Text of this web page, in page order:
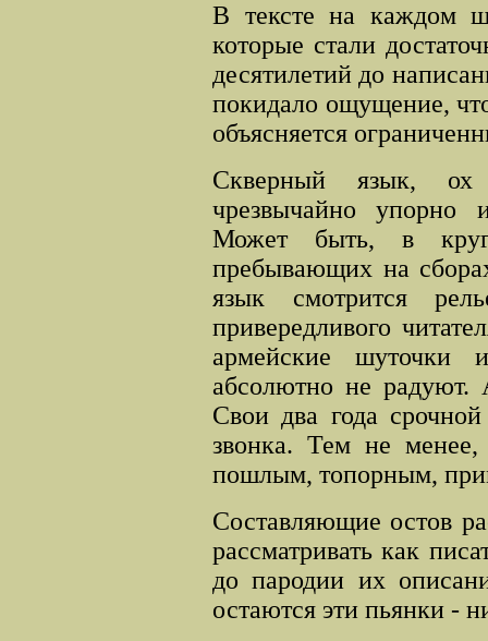
В тексте на каждом
которые стали
десятилетий до
покидало ощущение,
объясняется
Скверный язык,
чрезвычайно упорно
Может быть, в
пребывающих на
язык смотрится
привередливого
армейские шуточки
абсолютно не радуют.
Свои два года
звонка. Тем не менее,
пошлым, топорным,
Составляющие остов
рассматривать как
до пародии их
остаются эти пьянки -